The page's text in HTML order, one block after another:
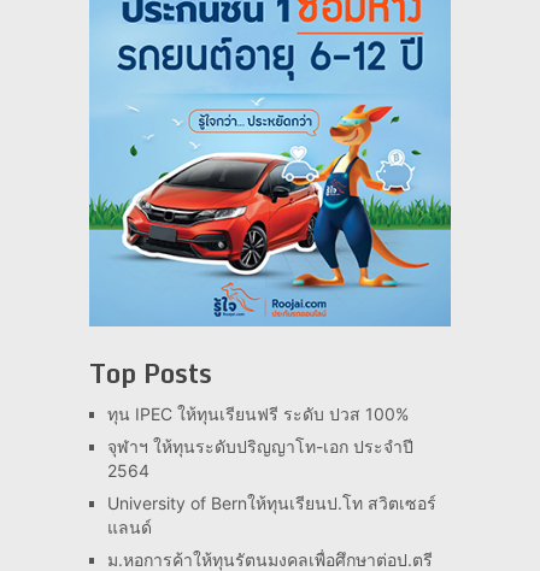
Top Posts
ทุน IPEC ให้ทุนเรียนฟรี ระดับ ปวส 100%
จุฬาฯ ให้ทุนระดับปริญญาโท-เอก ประจำปี
2564
University of Bernให้ทุนเรียนป.โท สวิตเซอร์
แลนด์
ม.หอการค้าให้ทุนรัตนมงคลเพื่อศึกษาต่อป.ตรี